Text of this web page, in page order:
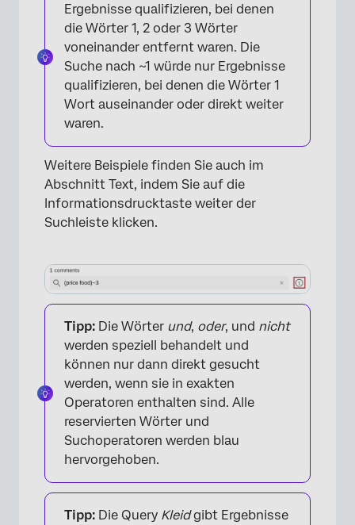
Ergebnisse qualifizieren, bei denen
die Wörter 1, 2 oder 3 Wörter
voneinander entfernt waren. Die
Suche nach ~1 würde nur Ergebnisse
qualifizieren, bei denen die Wörter 1
Wort auseinander oder direkt weiter
waren.
Weitere Beispiele finden Sie auch im
Abschnitt Text, indem Sie auf die
Informationsdrucktaste weiter der
Suchleiste klicken.
Tipp: Die Wörter und, oder, und nicht
werden speziell behandelt und
können nur dann direkt gesucht
werden, wenn sie in exakten
Operatoren enthalten sind. Alle
reservierten Wörter und
Suchoperatoren werden blau
hervorgehoben.
Tipp: Die Query Kleidgibt Ergebnisse